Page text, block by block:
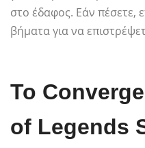
στο έδαφος. Εάν πέσετε,
βήματα για να
Το
of Legends